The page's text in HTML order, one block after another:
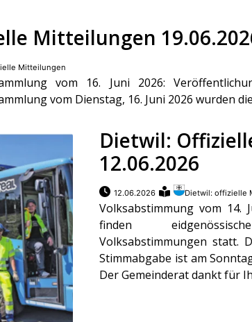
Mitteilungen
Mitteilungen
vom 16. Juni 2026:
vom Dienstag, 16. Juni 2026 wurden
Dietwil:
12.06.2026
12.06.2026 Dietwil: offizielle
Volksabstimmung vom 14.
finden
Volksabstimmungen statt.
Stimmabgabe ist am
Der Gemeinderat dankt für